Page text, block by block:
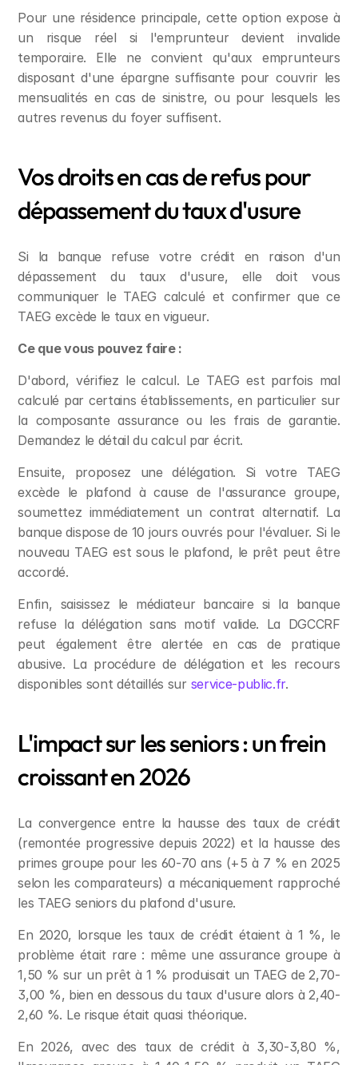
Pour une résidence principale, cette option expose à
un risque réel si l'emprunteur devient invalide
temporaire. Elle ne convient qu'aux emprunteurs
disposant d'une épargne suffisante pour couvrir les
mensualités en cas de sinistre, ou pour lesquels les
autres revenus du foyer suffisent.
Vos droits en cas de refus pour
dépassement du taux d'usure
Si la banque refuse votre crédit en raison d'un
dépassement du taux d'usure, elle doit vous
communiquer le TAEG calculé et confirmer que ce
TAEG excède le taux en vigueur.
Ce que vous pouvez faire :
D'abord, vérifiez le calcul. Le TAEG est parfois mal
calculé par certains établissements, en particulier sur
la composante assurance ou les frais de garantie.
Demandez le détail du calcul par écrit.
Ensuite, proposez une délégation. Si votre TAEG
excède le plafond à cause de l'assurance groupe,
soumettez immédiatement un contrat alternatif. La
banque dispose de 10 jours ouvrés pour l'évaluer. Si le
nouveau TAEG est sous le plafond, le prêt peut être
accordé.
Enfin, saisissez le médiateur bancaire si la banque
refuse la délégation sans motif valide. La DGCCRF
peut également être alertée en cas de pratique
abusive. La procédure de délégation et les recours
disponibles sont détaillés sur service-public.fr.
L'impact sur les seniors : un frein
croissant en 2026
La convergence entre la hausse des taux de crédit
(remontée progressive depuis 2022) et la hausse des
primes groupe pour les 60-70 ans (+5 à 7 % en 2025
selon les comparateurs) a mécaniquement rapproché
les TAEG seniors du plafond d'usure.
En 2020, lorsque les taux de crédit étaient à 1 %, le
problème était rare : même une assurance groupe à
1,50 % sur un prêt à 1 % produisait un TAEG de 2,70-
3,00 %, bien en dessous du taux d'usure alors à 2,40-
2,60 %. Le risque était quasi théorique.
En 2026, avec des taux de crédit à 3,30-3,80 %,